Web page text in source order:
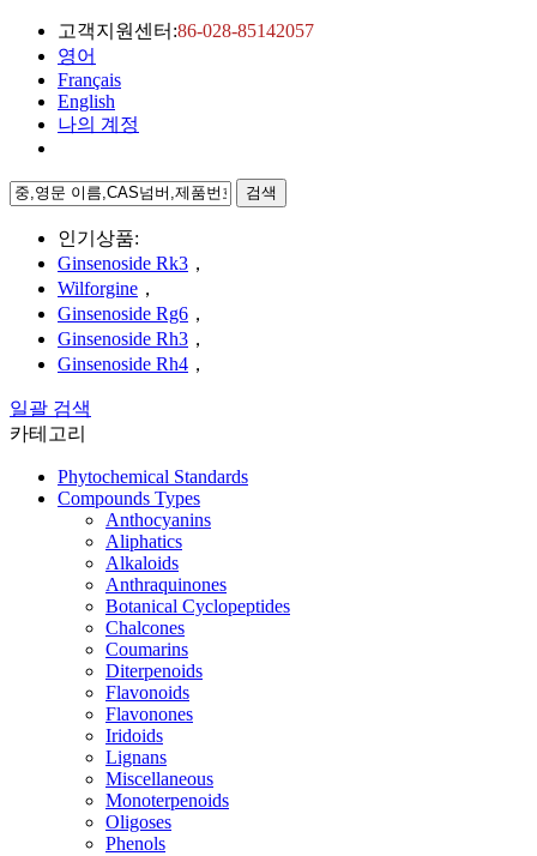
고객지원센터:86-028-85142057
영어
Français
English
나의 계정
검색
인기상품:
Ginsenoside Rk3 ，
Wilforgine ，
Ginsenoside Rg6 ，
Ginsenoside Rh3 ，
Ginsenoside Rh4 ，
일괄 검색
카테고리
Phytochemical Standards
Compounds Types
Anthocyanins
Aliphatics
Alkaloids
Anthraquinones
Botanical Cyclopeptides
Chalcones
Coumarins
Diterpenoids
Flavonoids
Flavonones
Iridoids
Lignans
Miscellaneous
Monoterpenoids
Oligoses
Phenols